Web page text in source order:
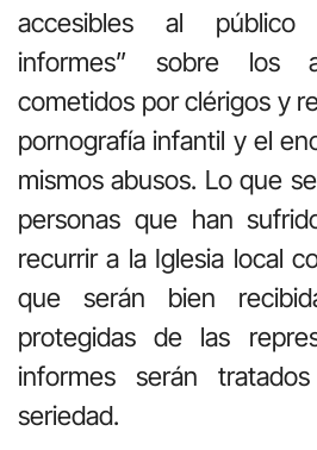
accesibles al público
informes” sobre los
cometidos por clérigos y
pornografía infantil y el
mismos abusos. Lo que
personas que han
recurrir a la Iglesia local
que serán bien
protegidas de las
informes serán
seriedad.